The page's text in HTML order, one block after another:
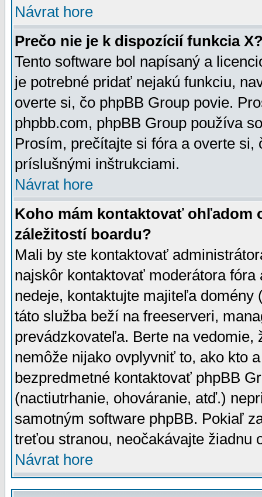
Návrat hore
Prečo nie je k dispozícií funkcia
Tento software bol napísaný a
je potrebné pridať nejakú funkciu,
overte si, čo phpBB Group povie.
phpbb.com, phpBB Group používa
Prosím, prečítajte si fóra a overte
príslušnými inštrukciami.
Návrat hore
Koho mám kontaktovať ohľadom
záležitostí boardu?
Mali by ste kontaktovať
najskôr kontaktovať moderátora
nedeje, kontaktujte majiteľa
táto služba beží na freeserveri,
prevádzkovateľa. Berte na vedomie,
nemôže nijako ovplyvniť to, ako kto
bezpredmetné kontaktovať phpBB
(nactiutrhanie, ohováranie, atď.)
samotným software phpBB. Pokiaľ
treťou stranou, neočakávajte žiadnu
Návrat hore